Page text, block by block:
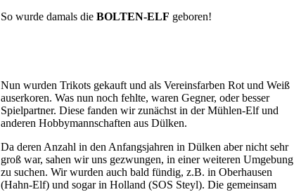
So wurde damals die BOLTEN-ELF geboren!
Nun wurden Trikots gekauft und als Vereinsfarben Rot und Weiß
auserkoren. Was nun noch fehlte, waren Gegner, oder besser
Spielpartner. Diese fanden wir zunächst in der Mühlen-Elf und
anderen Hobbymannschaften aus Dülken.
Da deren Anzahl in den Anfangsjahren in Dülken aber nicht sehr
groß war, sahen wir uns gezwungen, in einer weiteren Umgebung
zu suchen. Wir wurden auch bald fündig, z.B. in Oberhausen
(Hahn-Elf) und sogar in Holland (SOS Steyl). Die gemeinsam